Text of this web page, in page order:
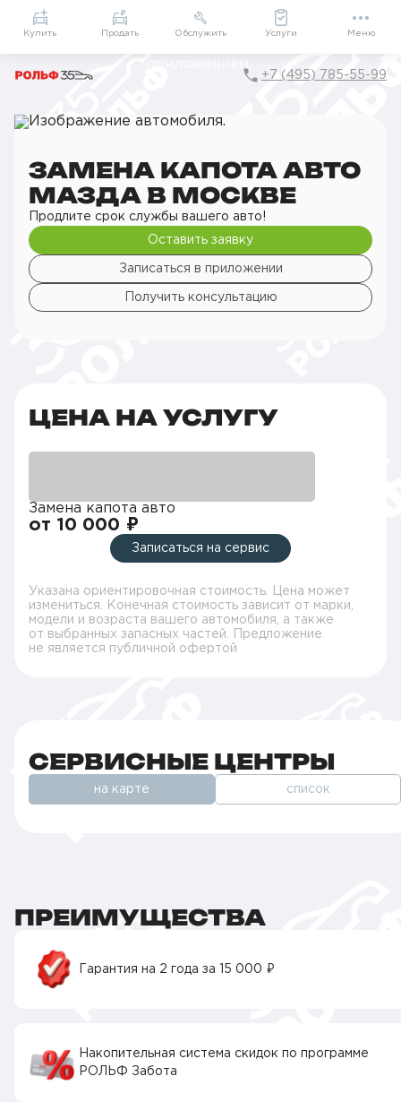
Приложение
Мой РОЛЬФ
Подарки внутри
+7 (495) 785-55-99
Главная
РОЛЬФ Сервис
Сервис Mazda
Кузовной ремонт
Замена деталей кузова
Замена капота авто
ЗАМЕНА КАПОТА АВТО
МАЗДА В МОСКВЕ
Продлите срок службы вашего авто!
Оставить заявку
Записаться в приложении
Получить консультацию
ЦЕНА НА УСЛУГУ
Замена капота авто
от 10 000 ₽
Записаться на сервис
Указана ориентировочная стоимость. Цена может
измениться. Конечная стоимость зависит от марки,
модели и возраста вашего автомобиля, а также
от выбранных запасных частей. Предложение
не является публичной офертой
СЕРВИСНЫЕ ЦЕНТРЫ
на карте список
ПРЕИМУЩЕСТВА
Гарантия на 2 года за 15 000 ₽
Накопительная система скидок по программе
РОЛЬФ Забота
Купить Продать Обслужить Услуги Меню